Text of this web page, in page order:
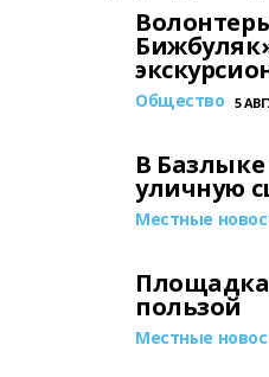
Общество 5
В
уличную
Местные
Площадка
пользой
Местные